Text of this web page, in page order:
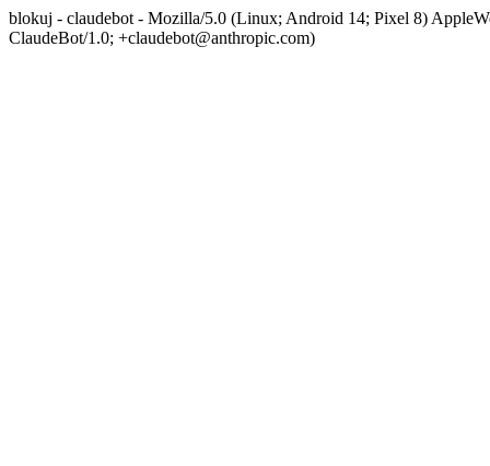
blokuj - claudebot - Mozilla/5.0 (Linux; Android 14; Pixel 8)
ClaudeBot/1.0; +claudebot@anthropic.com)